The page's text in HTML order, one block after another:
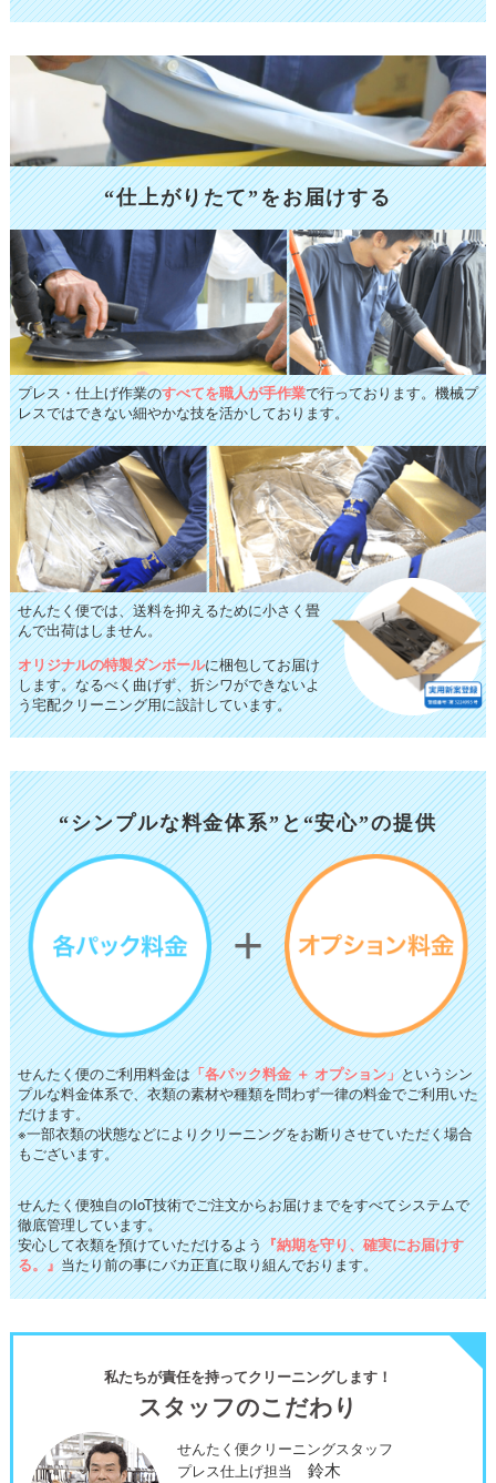
“仕上がりたて”をお届けする
プレス・仕上げ作業のすべてを職人が手作業で行っております。機械プ
レスではできない細やかな技を活かしております。
せんたく便では、送料を抑えるために小さく畳
んで出荷はしません。
オリジナルの特製ダンボールに梱包してお届け
します。なるべく曲げず、折シワができないよ
う宅配クリーニング用に設計しています。
“シンプルな料金体系”と“安心”の提供
せんたく便のご利用料金は「各パック料金 ＋ オプション」というシン
プルな料金体系で、衣類の素材や種類を問わず一律の料金でご利用いた
だけます。
※一部衣類の状態などによりクリーニングをお断りさせていただく場合
もございます。
せんたく便独自のIoT技術でご注文からお届けまでをすべてシステムで
徹底管理しています。
安心して衣類を預けていただけるよう『納期を守り、確実にお届けす
る。』当たり前の事にバカ正直に取り組んでおります。
私たちが責任を持ってクリーニングします！
スタッフのこだわり
せんたく便クリーニングスタッフ
プレス仕上げ担当
鈴木